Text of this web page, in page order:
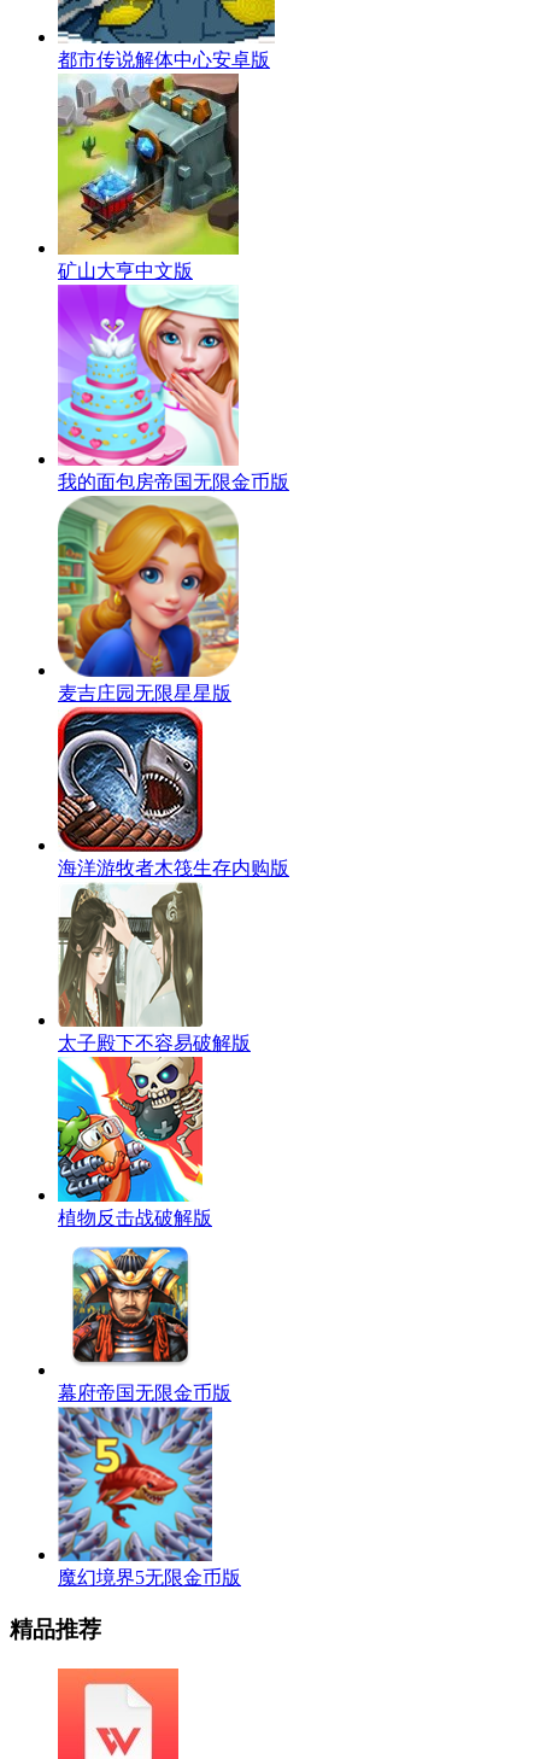
都市传说解体中心安卓版
矿山大亨中文版
我的面包房帝国无限金币版
麦吉庄园无限星星版
海洋游牧者木筏生存内购版
太子殿下不容易破解版
植物反击战破解版
幕府帝国无限金币版
魔幻境界5无限金币版
精品推荐